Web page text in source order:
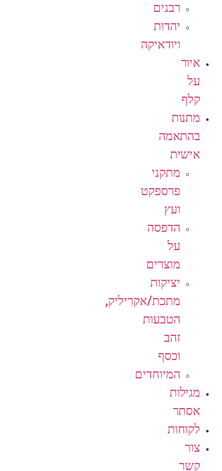
רבנים
יהדות
ויודאיקה
איור
על
קלף
מתנות
בהתאמה
אישית
מתקני
פרספקט
ועץ
הדפסה
על
מוצרים
יציקות
מתכת/אקריליק,
הטבעות
זהב
וכסף
המיוחדים
מגילות
אסתר
לקוחות
צור
קשר